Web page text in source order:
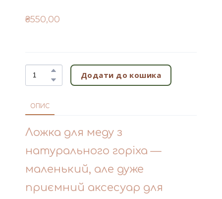
₴550,00
Додати до кошика
ОПИС
Ложка для меду з
натурального горіха —
маленький, але дуже
приємний аксесуар для